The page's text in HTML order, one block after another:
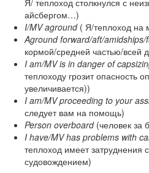
Я/ теплоход столкнулся с
айсбергом…)
I/MV aground( Я/теплоход на
Aground forward/aft/amidships/
кормой/средней частью/всей
I am/MV is in danger of
теплоходу грозит опасность
увеличивается))
I am/MV proceeding to your
следует вам на помощь)
Person overboard(человек за
I have/MV has problems with
теплоход имеет затруднения
судовождением)